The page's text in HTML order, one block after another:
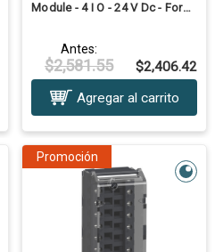
Module - 4 I O - 24 V Dc - For
Antes:
$2,581.55
$2,406.42
Agregar al carrito
Promoción